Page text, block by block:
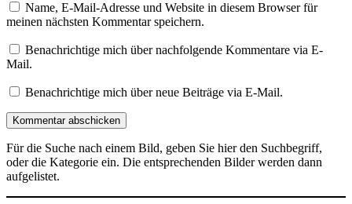
Name, E-Mail-Adresse und Website in diesem Browser für
meinen nächsten Kommentar speichern.
Benachrichtige mich über nachfolgende Kommentare via E-
Mail.
Benachrichtige mich über neue Beiträge via E-Mail.
Für die Suche nach einem Bild, geben Sie hier den Suchbegriff,
oder die Kategorie ein. Die entsprechenden Bilder werden dann
aufgelistet.